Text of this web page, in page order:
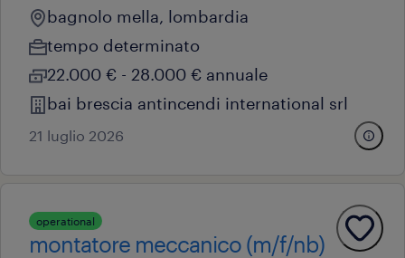
bagnolo mella, lombardia
tempo determinato
22.000 € - 28.000 € annuale
bai brescia antincendi international srl
21 luglio 2026
operational
montatore meccanico (m/f/nb)